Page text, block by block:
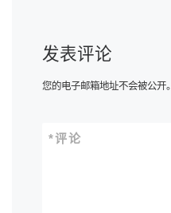
发表评论
您的电子邮箱地址不会被公开。
评论
*